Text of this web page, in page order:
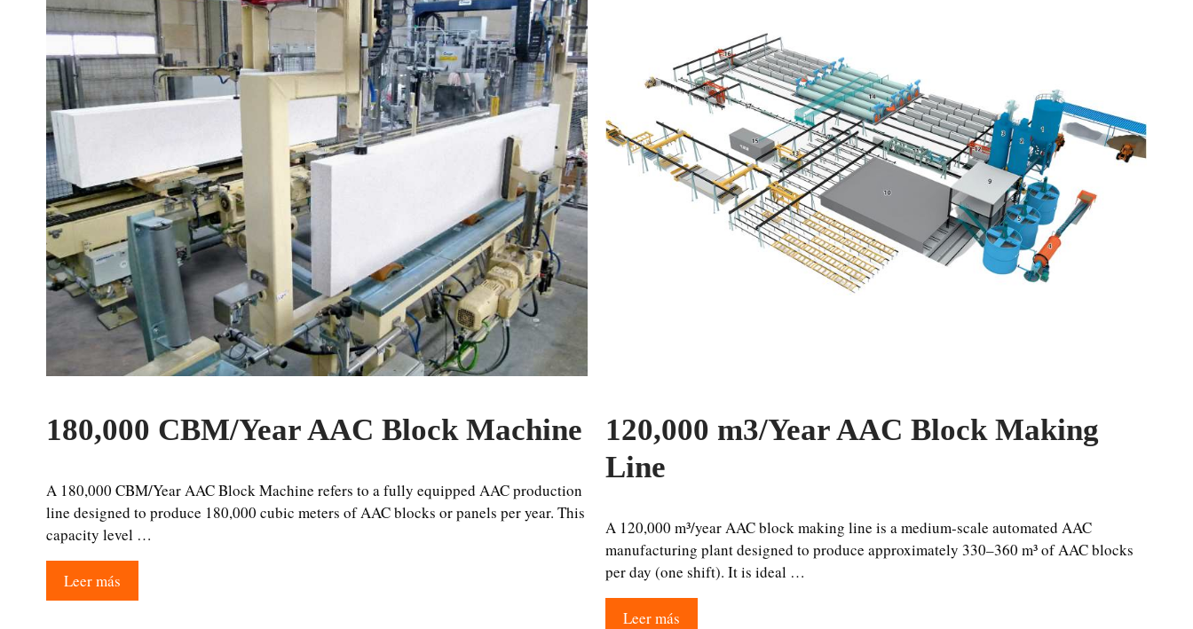
180,000 CBM/Year AAC Block Machine
A 180,000 CBM/Year AAC Block Machine refers to a fully equipped AAC production
line designed to produce 180,000 cubic meters of AAC blocks or panels per year. This
capacity level …
Leer más
120,000 m3/Year AAC Block Making
Line
A 120,000 m³/year AAC block making line is a medium-scale automated AAC
manufacturing plant designed to produce approximately 330–360 m³ of AAC blocks
per day (one shift). It is ideal …
Leer más